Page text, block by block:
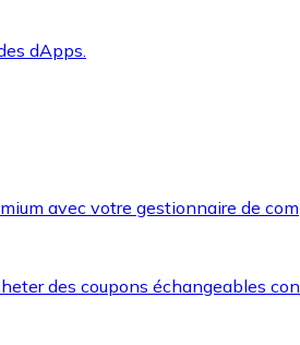
dApps.
avec votre gestionnaire de
des coupons échangeables